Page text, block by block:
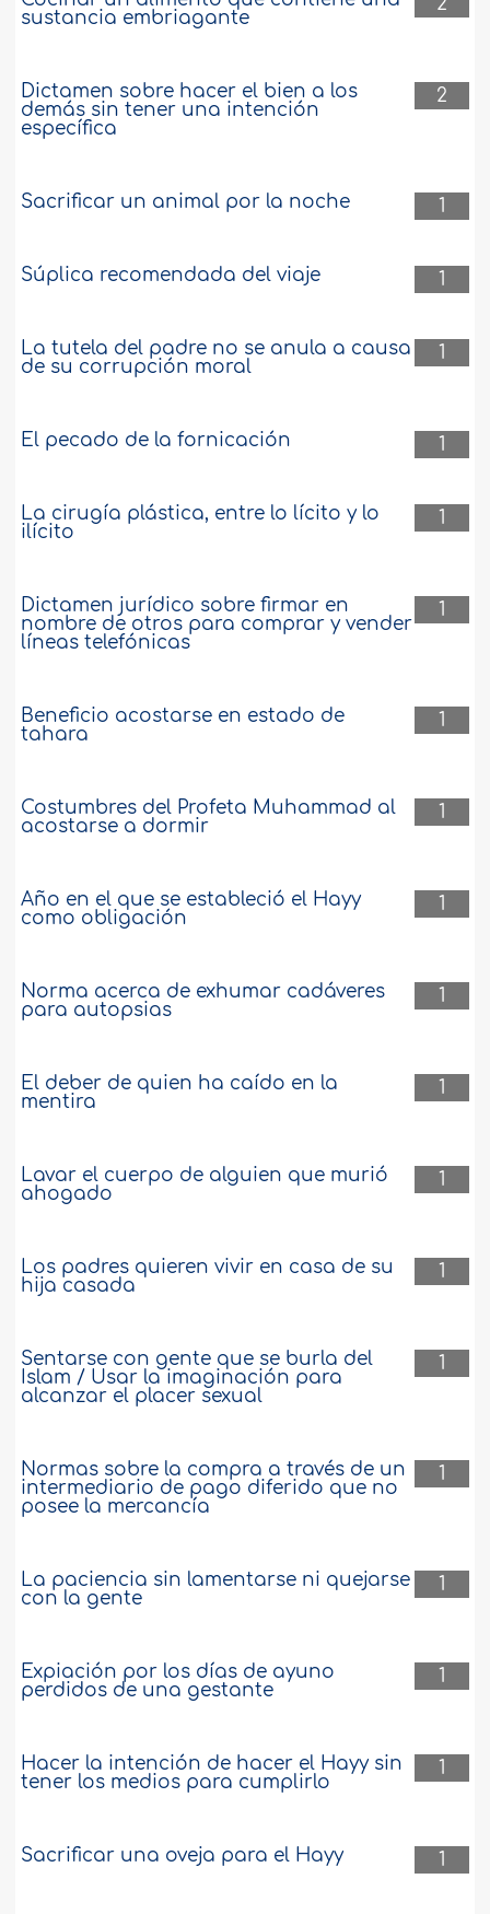
sustancia embriagante
2
Dictamen sobre hacer el bien a los
demás sin tener una intención
específica
1
Sacrificar un animal por la noche
1
Súplica recomendada del viaje
1
La tutela del padre no se anula a causa
de su corrupción moral
1
El pecado de la fornicación
1
La cirugía plástica, entre lo lícito y lo
ilícito
1
Dictamen jurídico sobre firmar en
nombre de otros para comprar y vender
líneas telefónicas
1
Beneficio acostarse en estado de
tahara
1
Costumbres del Profeta Muhammad al
acostarse a dormir
1
Año en el que se estableció el Hayy
como obligación
1
Norma acerca de exhumar cadáveres
para autopsias
1
El deber de quien ha caído en la
mentira
1
Lavar el cuerpo de alguien que murió
ahogado
1
Los padres quieren vivir en casa de su
hija casada
1
Sentarse con gente que se burla del
Islam / Usar la imaginación para
alcanzar el placer sexual
1
Normas sobre la compra a través de un
intermediario de pago diferido que no
posee la mercancía
1
La paciencia sin lamentarse ni quejarse
con la gente
1
Expiación por los días de ayuno
perdidos de una gestante
1
Hacer la intención de hacer el Hayy sin
tener los medios para cumplirlo
1
Sacrificar una oveja para el Hayy